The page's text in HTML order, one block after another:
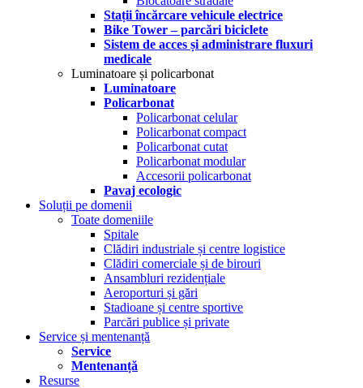
Stații încărcare vehicule electrice
Bike Tower – parcări biciclete
Sistem de acces și administrare fluxuri
medicale
Luminatoare și policarbonat
Luminatoare
Policarbonat
Policarbonat celular
Policarbonat compact
Policarbonat cutat
Policarbonat modular
Accesorii policarbonat
Pavaj ecologic
Soluții pe domenii
Toate domeniile
Spitale
Clădiri industriale și centre logistice
Clădiri comerciale și de birouri
Ansambluri rezidențiale
Aeroporturi și gări
Stadioane și centre sportive
Parcări publice și private
Service și mentenanță
Service
Mentenanță
Resurse